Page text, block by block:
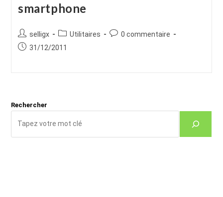
smartphone
Auteur/autrice
de
selligx
Post
category:
Utilitaires
Commentaires
0 commentaire
Publication
31/12/2011
Rechercher